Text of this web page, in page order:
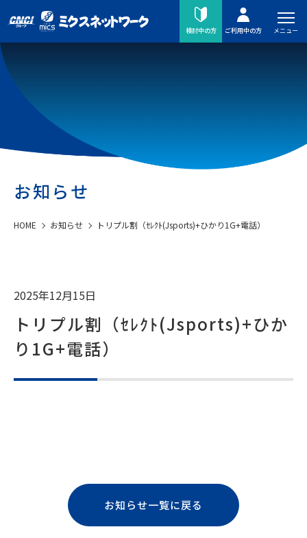
検討中の方 ご利用中の方 メニュー
お知らせ
HOME お知らせ トリプル割（ｾﾚｸﾄ(Jsports)+ひかり1G+電話）
2025年12月15日
トリプル割（ｾﾚｸﾄ(Jsports)+ひか
り1G+電話）
お知らせ一覧に戻る